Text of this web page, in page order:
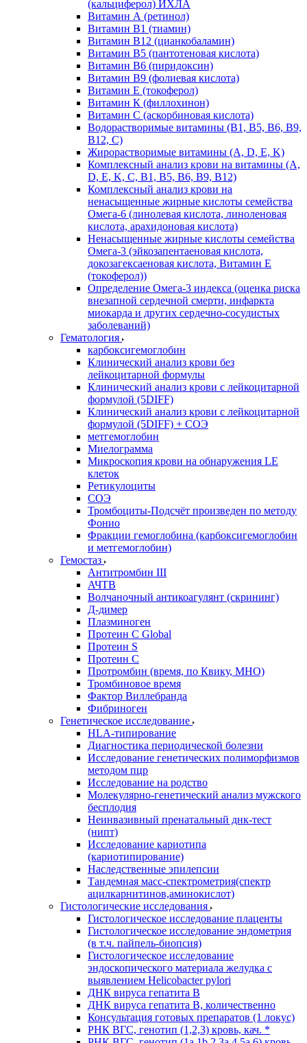
(кальциферол) ИХЛА
Витамин А (ретинол)
Витамин В1 (тиамин)
Витамин В12 (цианкобаламин)
Витамин В5 (пантотеновая кислота)
Витамин В6 (пиридоксин)
Витамин В9 (фолиевая кислота)
Витамин Е (токоферол)
Витамин К (филлохинон)
Витамин С (аскорбиновая кислота)
Водорастворимые витамины (B1, B5, B6, В9,
В12, С)
Жирорастворимые витамины (A, D, E, K)
Комплексный анализ крови на витамины (A,
D, E, K, C, B1, B5, B6, В9, B12)
Комплексный анализ крови на
ненасыщенные жирные кислоты семейства
Омега-6 (линолевая кислота, линоленовая
кислота, арахидоновая кислота)
Ненасыщенные жирные кислоты семейства
Омега-3 (эйкозапентаеновая кислота,
докозагексаеновая кислота, Витамин E
(токоферол))
Определение Омега-3 индекса (оценка риска
внезапной сердечной смерти, инфаркта
миокарда и других сердечно-сосудистых
заболеваний)
Гематология
карбоксигемоглобин
Клинический анализ крови без
лейкоцитарной формулы
Клинический анализ крови с лейкоцитарной
формулой (5DIFF)
Клинический анализ крови с лейкоцитарной
формулой (5DIFF) + СОЭ
метгемоглобин
Миелограмма
Микроскопия крови на обнаружения LE
клеток
Ретикулоциты
СОЭ
Тромбоциты-Подсчёт произведен по методу
Фонио
Фракции гемоглобина (карбоксигемоглобин
и метгемоглобин)
Гемостаз
Антитромбин III
АЧТВ
Волчаночный антикоагулянт (скрининг)
Д-димер
Плазминоген
Протеин C Global
Протеин S
Протеин С
Протромбин (время, по Квику, МНО)
Тромбиновое время
Фактор Виллебранда
Фибриноген
Генетическое исследование
HLA-типирование
Диагностика периодической болезни
Исследование генетических полиморфизмов
методом пцр
Исследование на родство
Молекулярно-генетический анализ мужского
бесплодия
Неинвазивный пренатальный днк-тест
(нипт)
Исследование кариотипа
(кариотипирование)
Наследственные эпилепсии
Тандемная масс-спектрометрия(спектр
ацилкарнитинов,аминокислот)
Гистологические исследования
Гистологическое исследование плаценты
Гистологическое исследование эндометрия
(в т.ч. пайпель-биопсия)
Гистологическое исследование
эндоскопического материала желудка с
выявлением Helicobacter pylori
ДНК вируса гепатита B
ДНК вируса гепатита B, количественно
Консультация готовых препаратов (1 локус)
РНК ВГC, генотип (1,2,3) кровь, кач. *